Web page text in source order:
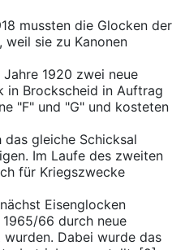
mussten die Glocken der
sie zu Kanonen
1920 zwei neue
in Brockscheid in Auftrag
"F" und "G" und kosteten
gleiche Schicksal
Im Laufe des zweiten
für Kriegszwecke
Eisenglocken
66 durch neue
Dabei wurde das